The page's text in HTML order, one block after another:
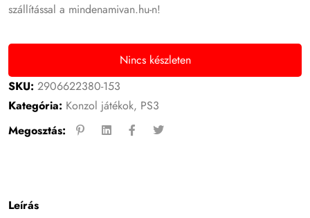
szállítással a mindenamivan.hu-n!
Nincs készleten
SKU:2906622380-153
Kategória: Konzol játékok, PS3
Megosztás:
Leírás